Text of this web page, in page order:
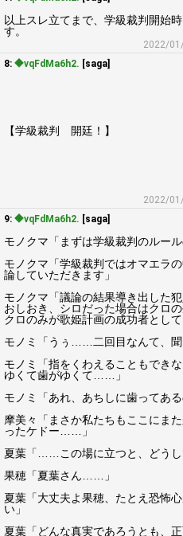
以上スレ立てまで、学級裁判開始
す。
2022/
8: ◆vqFdMa6h2. [saga]
【学級裁判 開廷！】
2022/
9: ◆vqFdMa6h2. [saga]
モノクマ「まずは学級裁判のルー
モノクマ「学級裁判ではオマエラ
論していただきます」
モノクマ「議論の結果導き出した
おしおき、シロだった場合はクロ
クロのみが歌姫計画の成功者とし
モノミ「うぅ……二回目なんて、
モノミ「指をくわえることもでき
ゆくて歯がゆくて……」
モノミ「あれ、あちしに歯ってある
摩美々「まさか私たちもここにま
ったケドー……」
夏葉「……この場に立つと、どうし
果穂「夏葉さん……」
夏葉「大丈夫よ果穂、たとえ恐怖
い」
夏葉「どんな真実であろうとも、